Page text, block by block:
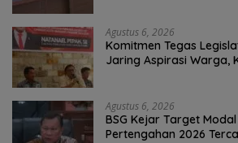
Agustus 6, 2026
Komitmen Tegas
Jaring Aspirasi Warga,
Agustus 6, 2026
BSG Kejar Target Modal
Pertengahan 2026